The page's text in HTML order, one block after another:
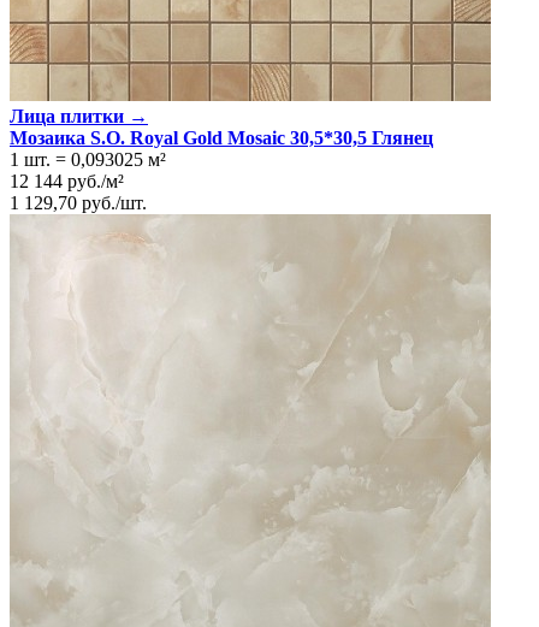
Лица плитки →
Мозаика S.O. Royal Gold Mosaic 30,5*30,5 Глянeц
1 шт. = 0,093025 м²
12 144 руб./м²
1 129,70 руб./шт.